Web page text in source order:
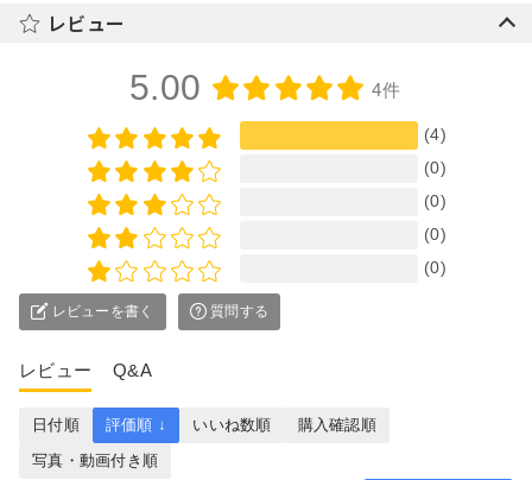
レビュー
5.00 4件
(4)
(0)
(0)
(0)
(0)
レビューを書く 質問する
レビュー Q&A
日付順 評価順 ↓ いいね数順
購入確認順
写真・動画付き順